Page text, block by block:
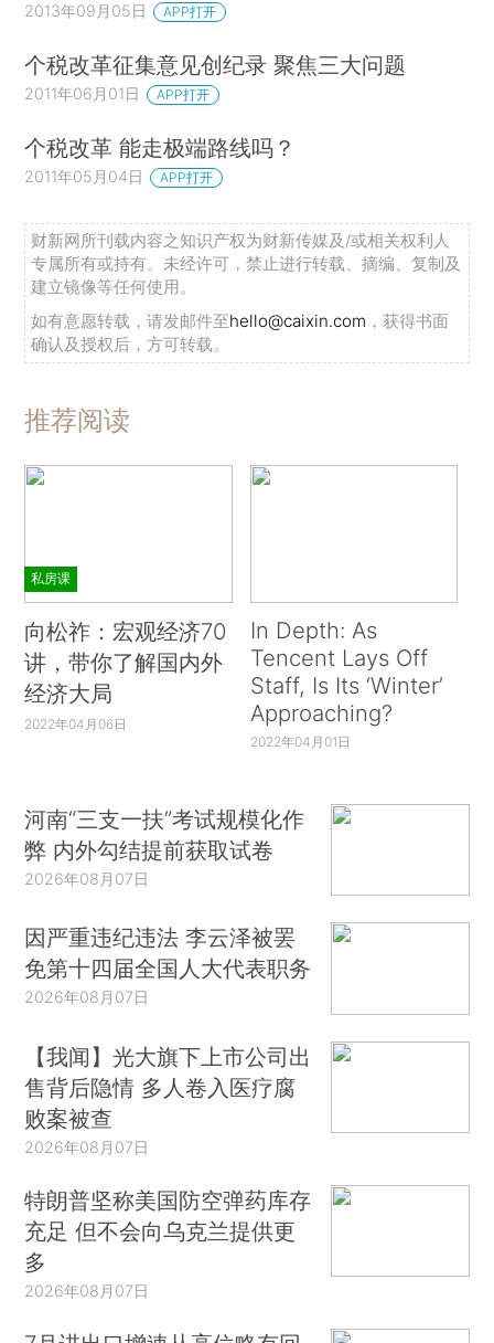
2013年09月05日 APP打开
个税改革征集意见创纪录 聚焦三大问题
2011年06月01日 APP打开
个税改革 能走极端路线吗？
2011年05月04日 APP打开
财新网所刊载内容之知识产权为财新传媒及/或相关权利人
专属所有或持有。未经许可，禁止进行转载、摘编、复制及
建立镜像等任何使用。
如有意愿转载，请发邮件至hello@caixin.com ，获得书面
确认及授权后，方可转载。
推荐阅读
私房课
向松祚：宏观经济70
讲，带你了解国内外
经济大局
2022年04月06日
In Depth: As
Tencent Lays Off
Staff, Is Its ‘Winter’
Approaching?
2022年04月01日
河南“三支一扶”考试规模化作
弊 内外勾结提前获取试卷
2026年08月07日
因严重违纪违法 李云泽被罢
免第十四届全国人大代表职务
2026年08月07日
【我闻】光大旗下上市公司出
售背后隐情 多人卷入医疗腐
败案被查
2026年08月07日
特朗普坚称美国防空弹药库存
充足 但不会向乌克兰提供更
多
2026年08月07日